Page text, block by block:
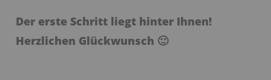
Der erste Schritt liegt hinter Ihnen!
Herzlichen Glückwunsch 🙂